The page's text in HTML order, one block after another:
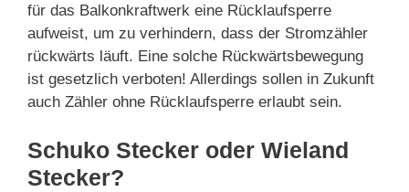
für das Balkonkraftwerk eine Rücklaufsperre
aufweist, um zu verhindern, dass der Stromzähler
rückwärts läuft. Eine solche Rückwärtsbewegung
ist gesetzlich verboten! Allerdings sollen in Zukunft
auch Zähler ohne Rücklaufsperre erlaubt sein.
Schuko Stecker oder Wieland
Stecker?